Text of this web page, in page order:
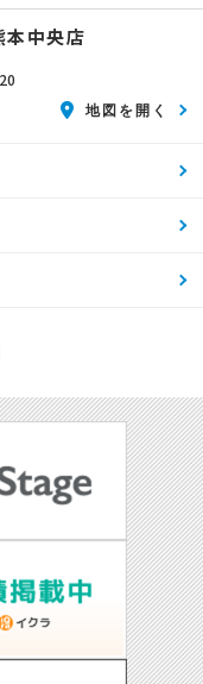
本中央店
地図を開く